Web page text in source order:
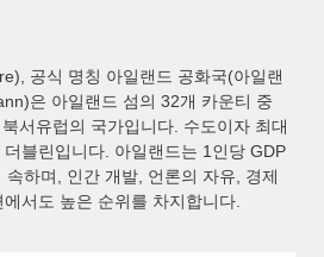
공식 명칭 아일랜드 공화국(아일랜
은 아일랜드 섬의 32개 카운티 중
서유럽의 국가입니다. 수도이자 최대
블린입니다. 아일랜드는 1인당 GDP
하며, 인간 개발, 언론의 자유, 경제
서도 높은 순위를 차지합니다.